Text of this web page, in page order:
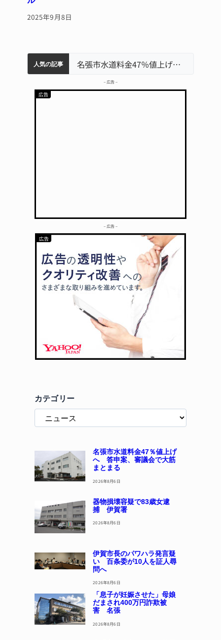
2025年9月8日
人気の記事
中学校の陶壁モニュメント 地元建設会社がボランティアで清掃 伊賀名張市立病院のDMAT、熊本地震の被災地へ 能登以来3回目の派遣
【インターハイ⑨】ソフトテニス ミス減らし上位狙う 近大高専 名張市水道料金47％値上げへ 答申案、審議会で大筋まとまる
– 広告 –
– 広告 –
カテゴリー
名張市水道料金47％値上げ
へ 答申案、審議会で大筋
まとまる
2026年8月6日
器物損壊容疑で83歳女逮
捕 伊賀署
2026年8月6日
伊賀市長のパワハラ発言疑
い 百条委が10人を証人尋
問へ
2026年8月6日
「息子が妊娠させた」母娘
だまされ400万円詐欺被
害 名張
2026年8月6日